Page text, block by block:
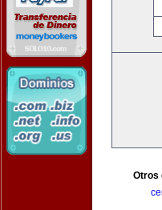
Otros